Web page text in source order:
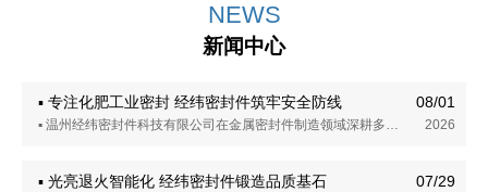
NEWS
新闻中心
▪ 专注化肥工业密封 经纬密封件筑牢安全防线 08/01
▪ 温州经纬密封件科技有限公司在金属密封件制造领域深耕多年，其在化肥工业用密封产品方向上的探索与实践，折射出这家企业对产品品质与产业需求的务实态度。公司主营金属环垫及全系列环垫产品，主要配套平板闸阀、采油树、管道法兰、井口装置、石化及采油机械配件等设备，可提供多种不同材质，产品广泛应用于石油、化工、化肥、石化、高温、高压、高腐蚀等工况环境。本文从化肥工业对密封件的需求及企业实践等角度，呈现经纬密封件在该领域的务实探索与稳步发展。 2026
▪ 光亮退火智能化 经纬密封件锻造品质基石 07/29